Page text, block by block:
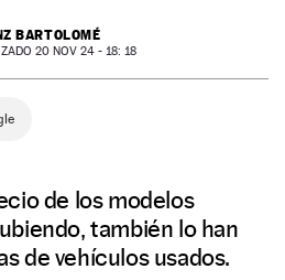
BARTOLOMÉ
20 NOV 24 - 18: 18
de los modelos
también lo han
de vehículos usados.